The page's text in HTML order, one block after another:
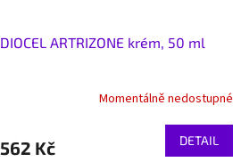
DIOCEL ARTRIZONE krém, 50 ml
Momentálně nedostupné
562 Kč DETAIL